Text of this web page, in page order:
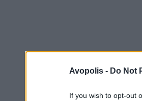
Avopolis - Do Not
If you wish to opt-out